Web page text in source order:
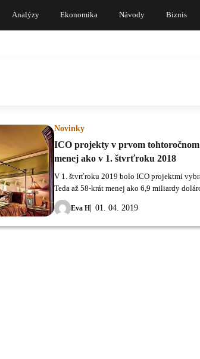
Analýzy Ekonomika Návody Biznis
Novinky
ICO projekty v prvom
menej ako v 1. štvrťroku 2018
Eva H 01. 04. 2019
V 1. štvrťroku 2019 bolo ICO projektmi
Teda až 58-krát menej ako 6,9 miliardy
rovnakého obdobia v minulom roku.